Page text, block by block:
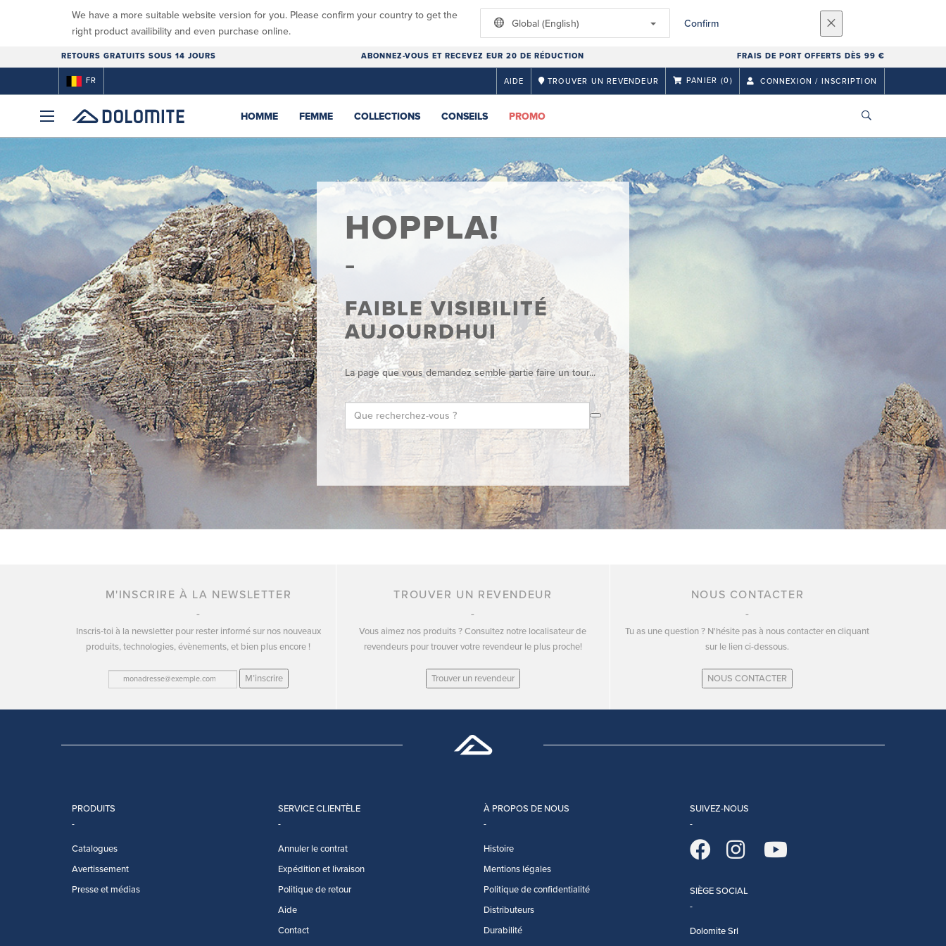
We have a more suitable website version for you. Please confirm your country to get the
right product availibility and even purchase online.
Global (English) Confirm
RETOURS GRATUITS SOUS 14 JOURS ABONNEZ-VOUS ET RECEVEZ EUR 20 DE RÉDUCTION FRAIS DE PORT OFFERTS DÈS 99 €
FR AIDE TROUVER UN REVENDEUR PANIER (0) CONNEXION / INSCRIPTION
HOMME FEMME COLLECTIONS CONSEILS PROMO
HOPPLA!
FAIBLE VISIBILITÉ
AUJOURDHUI
La page que vous demandez semble partie faire un tour...
M'INSCRIRE À LA NEWSLETTER
Inscris-toi à la newsletter pour rester informé sur nos nouveaux
produits, technologies, évènements, et bien plus encore !
M’inscrire
TROUVER UN REVENDEUR
Vous aimez nos produits ? Consultez notre localisateur de
revendeurs pour trouver votre revendeur le plus proche!
Trouver un revendeur
NOUS CONTACTER
Tu as une question ? N'hésite pas à nous contacter en cliquant
sur le lien ci-dessous.
NOUS CONTACTER
PRODUITS
Catalogues
Avertissement
Presse et médias
SERVICE CLIENTÈLE
Annuler le contrat
Expédition et livraison
Politique de retour
Aide
Contact
À PROPOS DE NOUS
Histoire
Mentions légales
Politique de confidentialité
Distributeurs
Durabilité
SUIVEZ-NOUS
SIÈGE SOCIAL
Dolomite Srl